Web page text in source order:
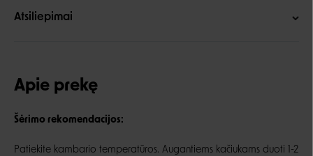
Atsiliepimai
Apie prekę
Šėrimo rekomendacijos:
Patiekite kambario temperatūros. Augantiems kačiukams duoti 1-2